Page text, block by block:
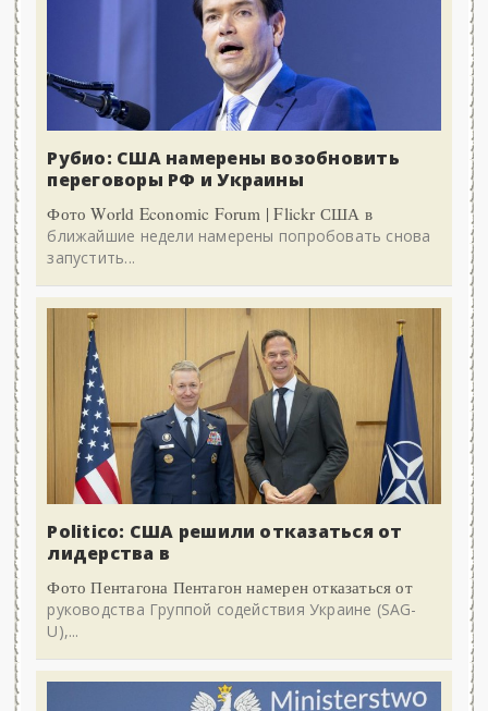
Рубио: США намерены возобновить
переговоры РФ и Украины
Фото World Economic Forum | Flickr США в
ближайшие недели намерены попробовать снова
запустить...
Politico: США решили отказаться от
лидерства в
Фото Пентагона Пентагон намерен отказаться от
руководства Группой содействия Украине (SAG-
U),...